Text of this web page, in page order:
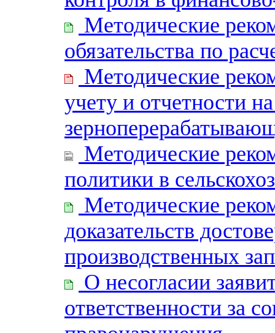
Методические
обязательства по
Методические
учету и отчетности
Методические
политики в
Методические
доказательств
производственных
О несогласии
ответственности за